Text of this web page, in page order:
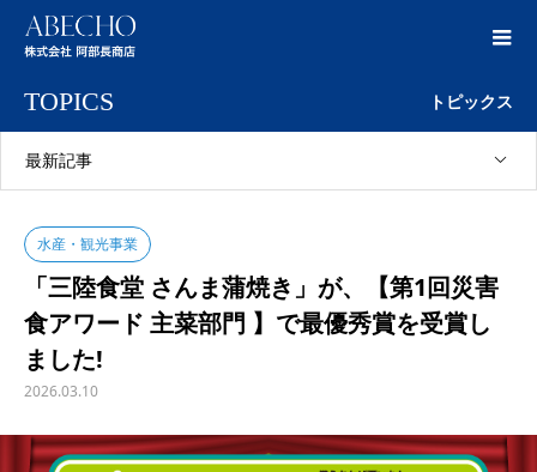
TOPICS トピックス
最新記事
水産・観光事業
「三陸食堂 さんま蒲焼き」が、【第1回災害
食アワード 主菜部門 】で最優秀賞を受賞し
ました!
2026.03.10